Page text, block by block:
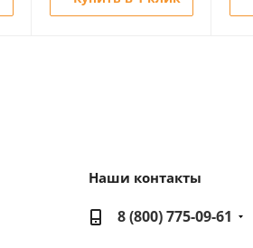
Наши контакты
8 (800) 775-09-61